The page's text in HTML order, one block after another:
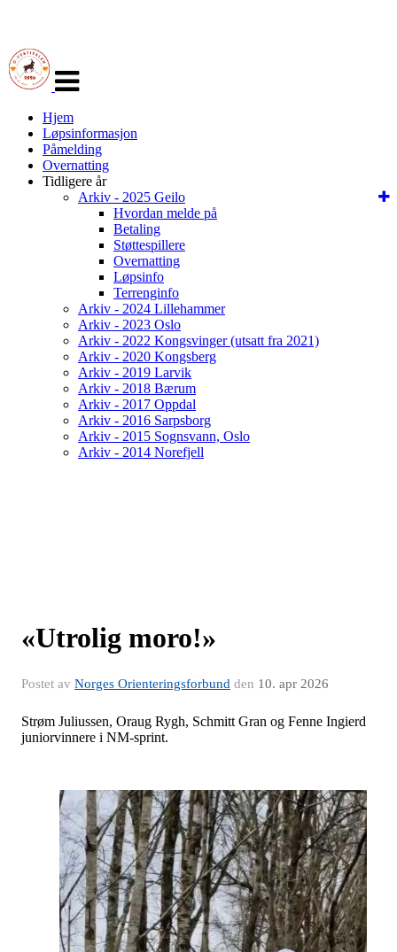
navigasjon
Hjem
Løpsinformasjon
Påmelding
Overnatting
Tidligere år
Arkiv - 2025 Geilo
Hvordan melde på
Betaling
Støttespillere
Overnatting
Løpsinfo
Terrenginfo
Arkiv - 2024 Lillehammer
Arkiv - 2023 Oslo
Arkiv - 2022 Kongsvinger (utsatt fra 2021)
Arkiv - 2020 Kongsberg
Arkiv - 2019 Larvik
Arkiv - 2018 Bærum
Arkiv - 2017 Oppdal
Arkiv - 2016 Sarpsborg
Arkiv - 2015 Sognsvann, Oslo
Arkiv - 2014 Norefjell
«Utrolig moro!»
Postet av Norges Orienteringsforbund den 10. apr 2026
Strøm Juliussen, Oraug Rygh, Schmitt Gran og Fenne Ingierd
juniorvinnere i NM-sprint.